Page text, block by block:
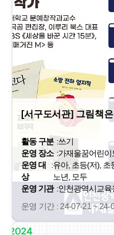
[서구도서관] 그림책
활동 구분 :쓰기
운영 장소 :가재울꿈어린이
운영 대
상
:유아, 초등(저), 초
노년, 모두
운영 기관 :인천광역시교
운영 기간 : 24-07-21 ~ 24-